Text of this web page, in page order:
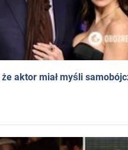
aktor miał myśli